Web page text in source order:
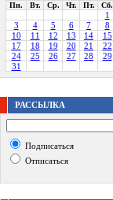
Пн. Вт. Ср. Чт. Пт. Сб.
1
3
4 5 6 7 8
10
11 12 13 14 15
17
18 19 20 21 22
24
25 26 27 28 29
31
РАССЫЛКА
Подписаться
Отписаться